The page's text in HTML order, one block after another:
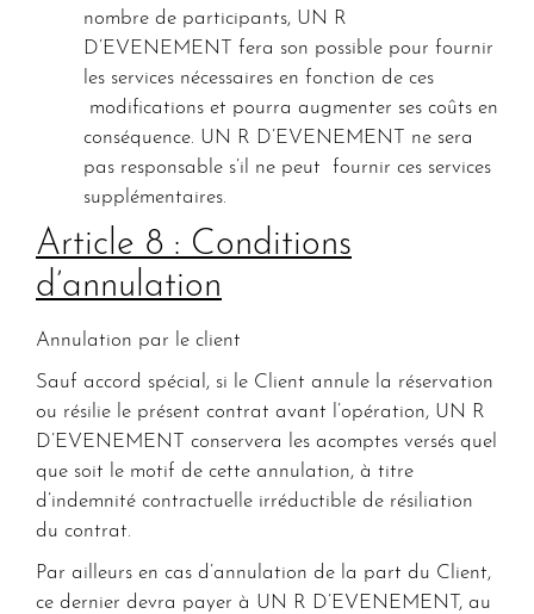
nombre de participants, UN R
D’EVENEMENT fera son possible pour fournir
les services nécessaires en fonction de ces
modifications et pourra augmenter ses coûts en
conséquence. UN R D’EVENEMENT ne sera
pas responsable s’il ne peut fournir ces services
supplémentaires.
Article 8 : Conditions
d’annulation
Annulation par le client
Sauf accord spécial, si le Client annule la réservation
ou résilie le présent contrat avant l’opération, UN R
D’EVENEMENT conservera les acomptes versés quel
que soit le motif de cette annulation, à titre
d’indemnité contractuelle irréductible de résiliation
du contrat.
Par ailleurs en cas d’annulation de la part du Client,
ce dernier devra payer à UN R D’EVENEMENT, au